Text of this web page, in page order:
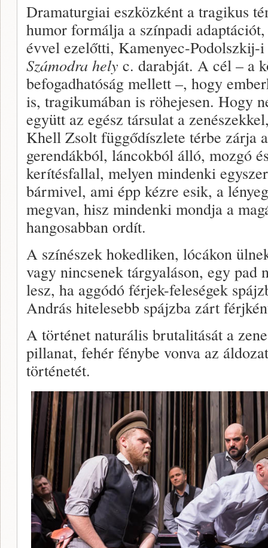
Dramaturgiai eszközként a tragikus
humor formálja a színpadi
évvel ezelőtti, Kamenyec-Podolszkij-
Számodra hely c. darabját. A cél – a
befogadhatóság mellett –, hogy
is, tragikumában is röhejesen. Hogy
együtt az egész társulat a
Khell Zsolt függődíszlete térbe zárja
gerendákból, láncokból álló, mozgó
kerítésfallal, melyen mindenki
bármivel, ami épp kézre esik, a
megvan, hisz mindenki mondja a
hangosabban ordít.
A színészek hokedliken, lócákon
vagy nincsenek tárgyaláson, egy pad
lesz, ha aggódó férjek-feleségek
András hitelesebb spájzba zárt
A történet naturális brutalitását a
pillanat, fehér fénybe vonva az
történetét.